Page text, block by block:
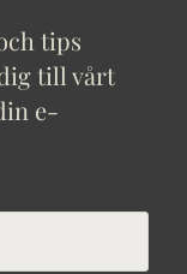
tips
till vårt
e-